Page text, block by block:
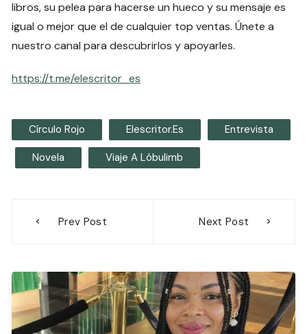
libros, su pelea para hacerse un hueco y su mensaje es
igual o mejor que el de cualquier top ventas. Únete a
nuestro canal para descubrirlos y apoyarles.
https://t.me/elescritor_es
Círculo Rojo Elescritor.es Entrevista
Novela Viaje A Lóbulimb
Prev Post Next Post